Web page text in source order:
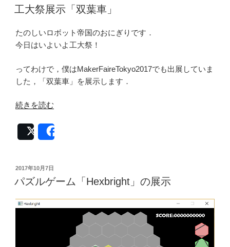
Pi
ン
プ
ミ
ュ
ー
稿
日:
工大祭展示「双葉車」
たのしいロボット帝国のおにぎりです．
今日はいよいよ工大祭！
ってわけで，僕はMakerFaireTokyo2017でも出展していま
した，「双葉車」を展示します．
“工
展
「双
葉
の
続きを読む
Post
投
日:
2017年10月7日
パズルゲーム「Hexbright」の展示